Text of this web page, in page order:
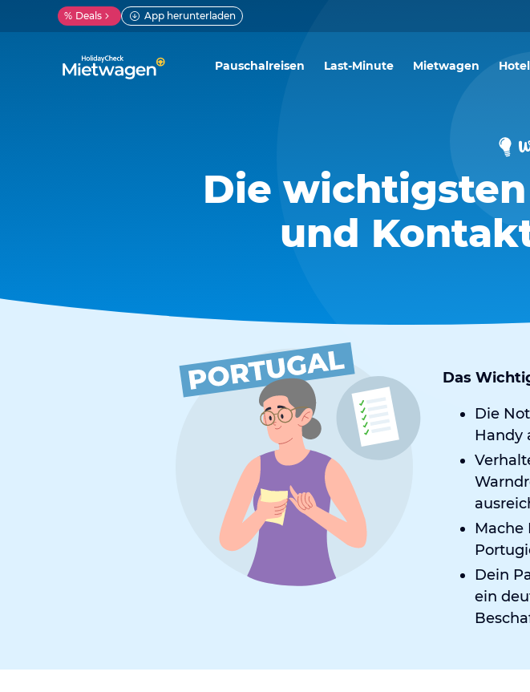
% Deals App herunterladen
Pauschalreisen Last-Minute Mietwagen
Die
und
Das
Die
Handy
Mache
Dein
ein